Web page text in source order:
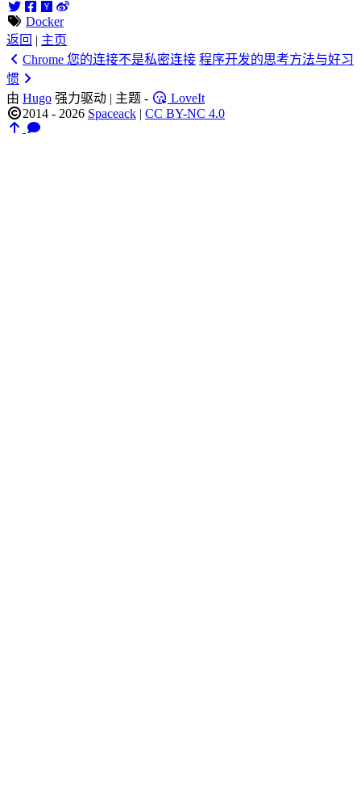
Docker
返回 | 主页
Chrome 您的连接不是私密连接 程序开发的思考方法与好习
惯
由 Hugo 强力驱动 | 主题 -
LoveIt
2014 - 2026 Spaceack | CC BY-NC 4.0